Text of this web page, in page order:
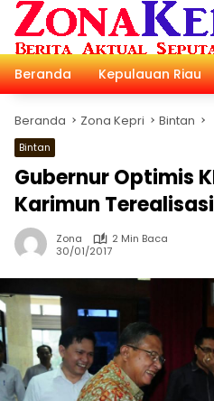
Langsung
konten
Beranda
Kepulauan Riau
Beranda Zona Kepri Bintan
Bintan
Gubernur Optimis
Karimun Terealisasi
Zona
2 Min Baca
30/01/2017